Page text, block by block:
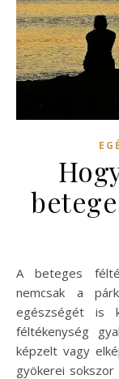
A beteges féltékenység egy olyan érzelem, amely
nemcsak a
egészségét is
féltékenység
képzelt vagy
gyökerei sokszor